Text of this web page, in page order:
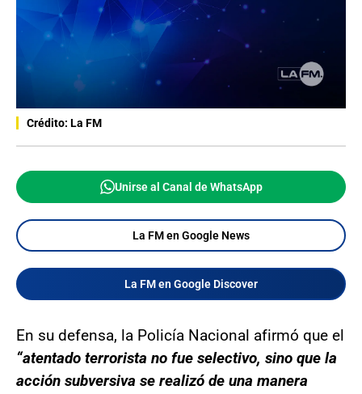
Crédito: La FM
Unirse al Canal de WhatsApp
La FM en Google News
La FM en Google Discover
En su defensa, la Policía Nacional afirmó que el
“atentado terrorista no fue selectivo, sino que la
acción subversiva se realizó de una manera